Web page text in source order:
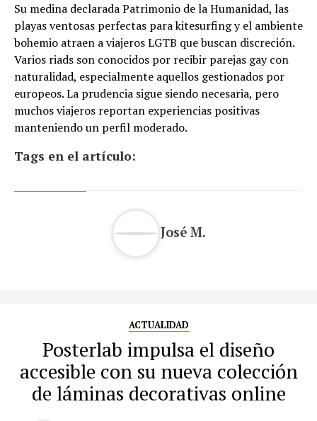
Su medina declarada Patrimonio de la Humanidad, las
playas ventosas perfectas para kitesurfing y el ambiente
bohemio atraen a viajeros LGTB que buscan discreción.
Varios riads son conocidos por recibir parejas gay con
naturalidad, especialmente aquellos gestionados por
europeos. La prudencia sigue siendo necesaria, pero
muchos viajeros reportan experiencias positivas
manteniendo un perfil moderado.
Tags en el artículo:
José M.
ACTUALIDAD
Posterlab impulsa el diseño
accesible con su nueva colección
de láminas decorativas online